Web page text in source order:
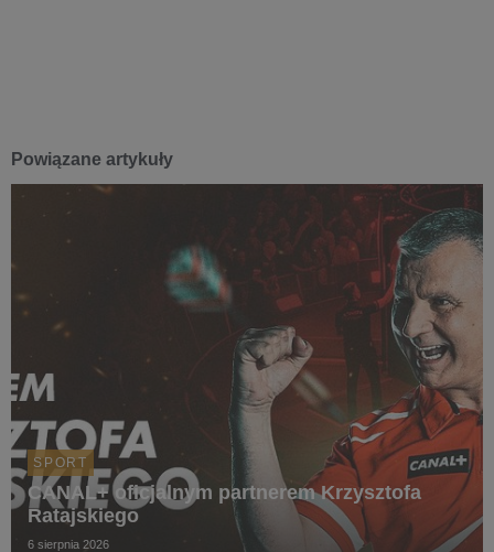
Powiązane artykuły
SPORT
CANAL+ oficjalnym partnerem Krzysztofa
Ratajskiego
6 sierpnia 2026